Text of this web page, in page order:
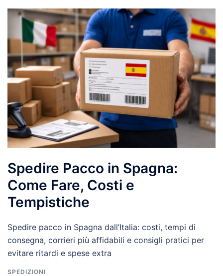
Spedire Pacco in Spagna:
Come Fare, Costi e
Tempistiche
Spedire pacco in Spagna dall’Italia: costi, tempi di
consegna, corrieri più affidabili e consigli pratici per
evitare ritardi e spese extra
SPEDIZIONI